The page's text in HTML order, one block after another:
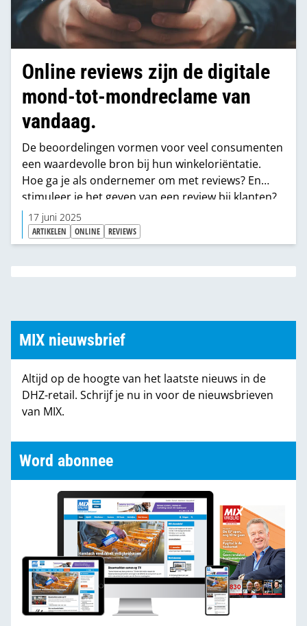
Online reviews zijn de digitale
mond-tot-mondreclame van
vandaag.
De beoordelingen vormen voor veel consumenten
een waardevolle bron bij hun winkeloriëntatie.
Hoe ga je als ondernemer om met reviews? En
stimuleer je het geven van een review bij klanten?
MIX vroeg een aantal ondernemers naar hun
ervaringen en hun beleid.
17 juni 2025
ARTIKELEN ONLINE REVIEWS
MIX nieuwsbrief
Altijd op de hoogte van het laatste nieuws in de
DHZ-retail. Schrijf je nu in voor de nieuwsbrieven
van MIX.
Word abonnee